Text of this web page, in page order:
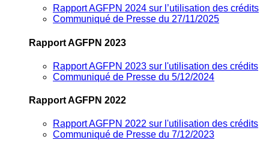
Rapport AGFPN 2024 sur l’utilisation des crédits
Communiqué de Presse du 27/11/2025
Rapport AGFPN 2023
Rapport AGFPN 2023 sur l'utilisation des crédits
Communiqué de Presse du 5/12/2024
Rapport AGFPN 2022
Rapport AGFPN 2022 sur l'utilisation des crédits
Communiqué de Presse du 7/12/2023